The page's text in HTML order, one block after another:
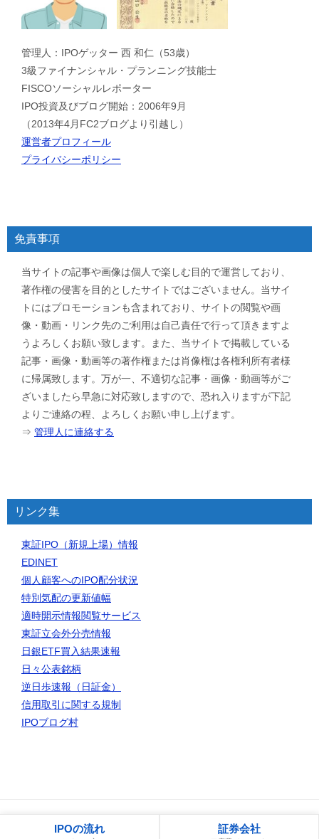
管理人：IPOゲッター 西 和仁（53歳）
3級ファイナンシャル・プランニング技能士
FISCOソーシャルレポーター
IPO投資及びブログ開始：2006年9月
（2013年4月FC2ブログより引越し）
運営者プロフィール
プライバシーポリシー
免責事項
当サイトの記事や画像は個人で楽しむ目的で運営しており、
著作権の侵害を目的としたサイトではございません。当サイ
トにはプロモーションも含まれており、サイトの閲覧や画
像・動画・リンク先のご利用は自己責任で行って頂きますよ
うよろしくお願い致します。また、当サイトで掲載している
記事・画像・動画等の著作権または肖像権は各権利所有者様
に帰属致します。万が一、不適切な記事・画像・動画等がご
ざいましたら早急に対応致しますので、恐れ入りますが下記
よりご連絡の程、よろしくお願い申し上げます。
⇒ 管理人に連絡する
リンク集
東証IPO（新規上場）情報
EDINET
個人顧客へのIPO配分状況
特別気配の更新値幅
適時開示情報閲覧サービス
東証立会外分売情報
日銀ETF買入結果速報
日々公表銘柄
逆日歩速報（日証金）
信用取引に関する規制
IPOブログ村
IPOの流れ 証券会社